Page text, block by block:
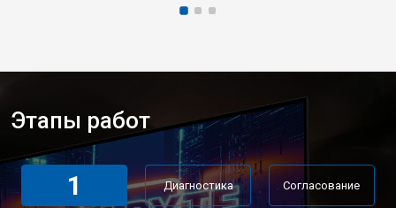
Этапы работ
1 Диагностика Согласование